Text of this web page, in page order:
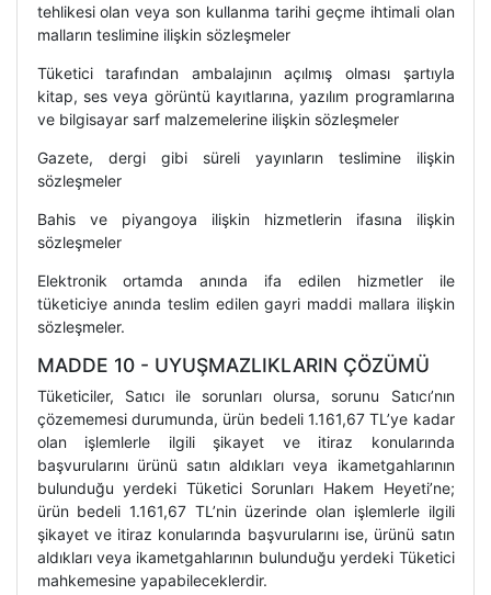
tehlikesi olan veya son kullanma tarihi geçme ihtimali olan
malların teslimine ilişkin sözleşmeler
Tüketici tarafından ambalajının açılmış olması şartıyla
kitap, ses veya görüntü kayıtlarına, yazılım programlarına
ve bilgisayar sarf malzemelerine ilişkin sözleşmeler
Gazete, dergi gibi süreli yayınların teslimine ilişkin
sözleşmeler
Bahis ve piyangoya ilişkin hizmetlerin ifasına ilişkin
sözleşmeler
Elektronik ortamda anında ifa edilen hizmetler ile
tüketiciye anında teslim edilen gayri maddi mallara ilişkin
sözleşmeler.
MADDE 10 - UYUŞMAZLIKLARIN ÇÖZÜMÜ
Tüketiciler, Satıcı ile sorunları olursa, sorunu Satıcı’nın
çözememesi durumunda, ürün bedeli 1.161,67 TL’ye kadar
olan işlemlerle ilgili şikayet ve itiraz konularında
başvurularını ürünü satın aldıkları veya ikametgahlarının
bulunduğu yerdeki Tüketici Sorunları Hakem Heyeti’ne;
ürün bedeli 1.161,67 TL’nin üzerinde olan işlemlerle ilgili
şikayet ve itiraz konularında başvurularını ise, ürünü satın
aldıkları veya ikametgahlarının bulunduğu yerdeki Tüketici
mahkemesine yapabileceklerdir.